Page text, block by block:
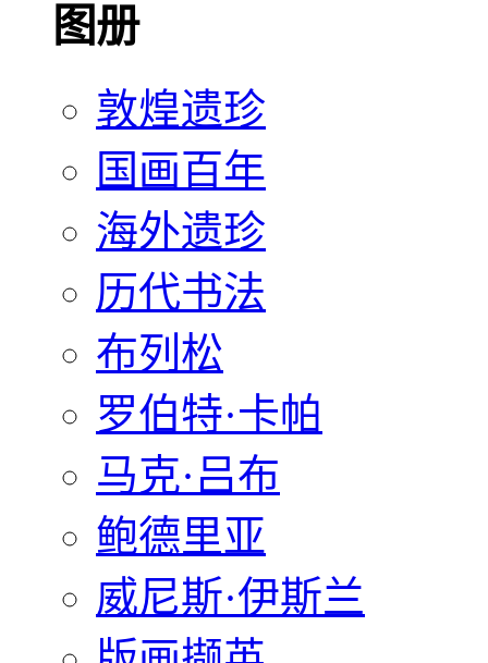
图册
敦煌遗珍
国画百年
海外遗珍
历代书法
布列松
罗伯特·卡帕
马克·吕布
鲍德里亚
威尼斯·伊斯兰